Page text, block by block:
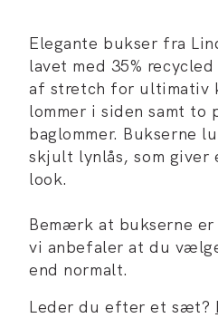
Elegante bukser fra
lavet med 35%
af stretch for ultimativ
lommer i siden samt to
baglommer. Bukserne
skjult lynlås, som
look.
Bemærk at bukserne er
vi anbefaler at du
end normalt.
Leder du efter et sæt?